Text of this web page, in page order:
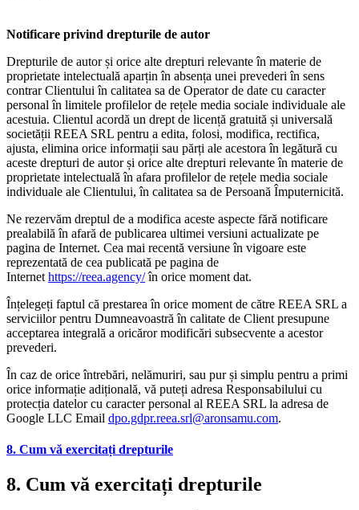
Notificare privind drepturile de autor
Drepturile de autor și orice alte drepturi relevante în materie de
proprietate intelectuală aparțin în absența unei prevederi în sens
contrar Clientului în calitatea sa de Operator de date cu caracter
personal în limitele profilelor de rețele media sociale individuale ale
acestuia. Clientul acordă un drept de licență gratuită și universală
societății REEA SRL pentru a edita, folosi, modifica, rectifica,
ajusta, elimina orice informații sau părți ale acestora în legătură cu
aceste drepturi de autor și orice alte drepturi relevante în materie de
proprietate intelectuală în afara profilelor de rețele media sociale
individuale ale Clientului, în calitatea sa de Persoană Împuternicită.
Ne rezervăm dreptul de a modifica aceste aspecte fără notificare
prealabilă în afară de publicarea ultimei versiuni actualizate pe
pagina de Internet. Cea mai recentă versiune în vigoare este
reprezentată de cea publicată pe pagina de
Internet https://reea.agency/în orice moment dat.
Înțelegeți faptul că prestarea în orice moment de către REEA SRL a
serviciilor pentru Dumneavoastră în calitate de Client presupune
acceptarea integrală a oricăror modificări subsecvente a acestor
prevederi.
În caz de orice întrebări, nelămuriri, sau pur și simplu pentru a primi
orice informație adițională, vă puteți adresa Responsabilului cu
protecția datelor cu caracter personal al REEA SRL la adresa de
Google LLC Email dpo.gdpr.reea.srl@aronsamu.com.
8. Cum vă exercitați drepturile
8. Cum vă exercitați drepturile